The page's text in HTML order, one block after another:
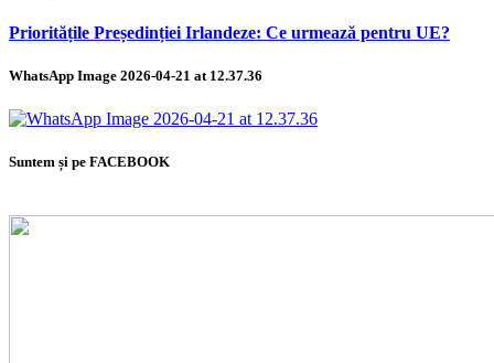
Prioritățile Președinției Irlandeze: Ce urmează pentru UE?
WhatsApp Image 2026-04-21 at 12.37.36
Suntem și pe FACEBOOK